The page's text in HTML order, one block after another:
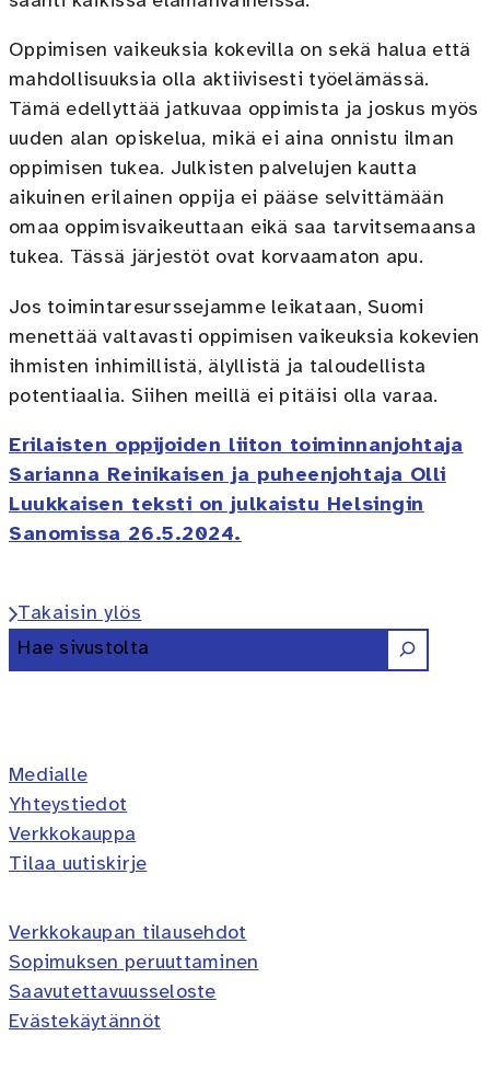
Oppimisen vaikeuksia kokevilla on sekä halua että
mahdollisuuksia olla aktiivisesti työelämässä.
Tämä edellyttää jatkuvaa oppimista ja joskus myös
uuden alan opiskelua, mikä ei aina onnistu ilman
oppimisen tukea. Julkisten palvelujen kautta
aikuinen erilainen oppija ei pääse selvittämään
omaa oppimisvaikeuttaan eikä saa tarvitsemaansa
tukea. Tässä järjestöt ovat korvaamaton apu.
Jos toimintaresurssejamme leikataan, Suomi
menettää valtavasti oppimisen vaikeuksia kokevien
ihmisten inhimillistä, älyllistä ja taloudellista
potentiaalia. Siihen meillä ei pitäisi olla varaa.
Erilaisten oppijoiden liiton toiminnanjohtaja
Sarianna Reinikaisen ja puheenjohtaja Olli
Luukkaisen teksti on julkaistu Helsingin
Sanomissa 26.5.2024.
Takaisin ylös
Medialle
Yhteystiedot
Verkkokauppa
Tilaa uutiskirje
Verkkokaupan tilausehdot
Sopimuksen peruuttaminen
Saavutettavuusseloste
Evästekäytännöt
Etsi